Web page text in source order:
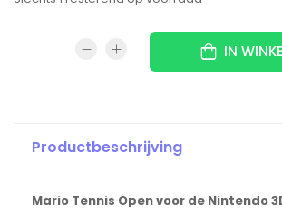
IN
Productbeschrijving
Mario Tennis Open voor de Nintendo